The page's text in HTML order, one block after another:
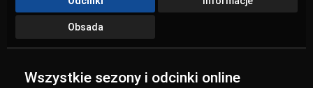
Obsada
Wszystkie sezony i odcinki online